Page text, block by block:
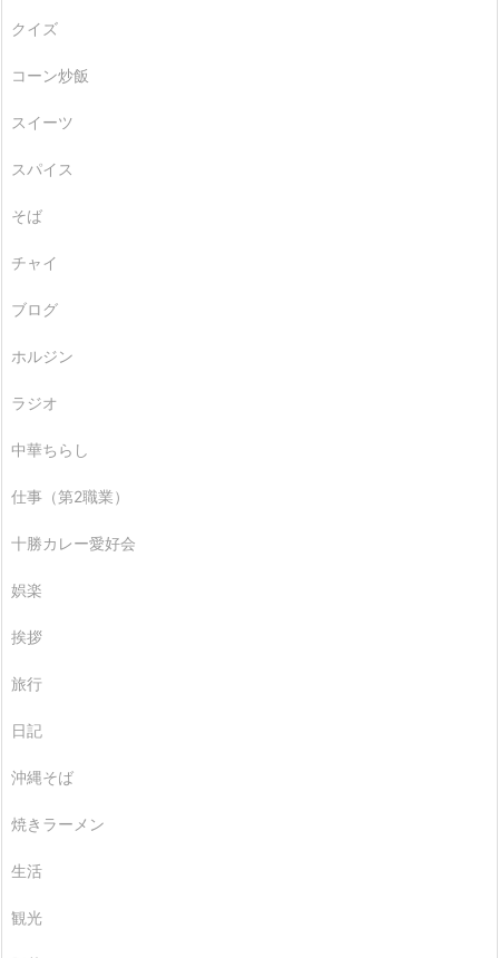
クイズ
コーン炒飯
スイーツ
スパイス
そば
チャイ
ブログ
ホルジン
ラジオ
中華ちらし
仕事（第2職業）
十勝カレー愛好会
娯楽
挨拶
旅行
日記
沖縄そば
焼きラーメン
生活
観光